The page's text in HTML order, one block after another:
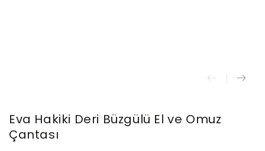
Eva Hakiki Deri Büzgülü El ve Omuz
Çantası